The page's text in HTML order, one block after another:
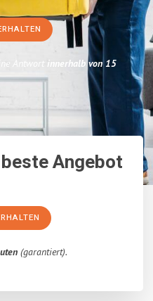
Antwort innerhalb von 15
beste Angebot
(garantiert).